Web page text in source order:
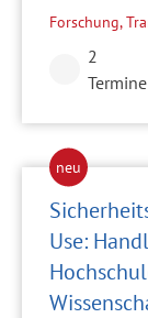
Forschung,
2
Termine
Use: